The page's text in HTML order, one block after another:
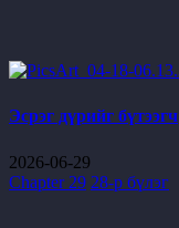
Эсрэг дүрийг бүтээгч
2026-06-29
Chapter 29 28-р бүлэг